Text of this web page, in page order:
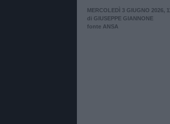
MERCOLEDÌ 3 GIUGNO 2026,
di GIUSEPPE GIANNONE
fonte ANSA